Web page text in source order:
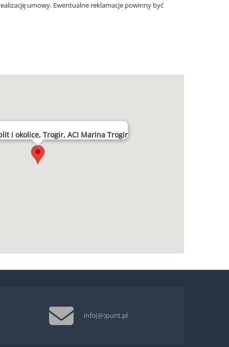
umowy. Ewentualne reklamacje powinny być
i okolice, Trogir, ACI Marina Trogir
info(@)punt.pl